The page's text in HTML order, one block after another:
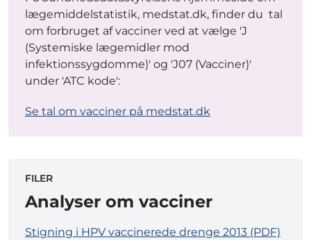
lægemiddelstatistik, medstat.dk, finder du tal
om forbruget af vacciner ved at vælge 'J
(Systemiske lægemidler mod
infektionssygdomme)' og 'J07 (Vacciner)'
under 'ATC kode':
Se tal om vacciner på medstat.dk
FILER
Analyser om vacciner
Stigning i HPV vaccinerede drenge 2013 (PDF)